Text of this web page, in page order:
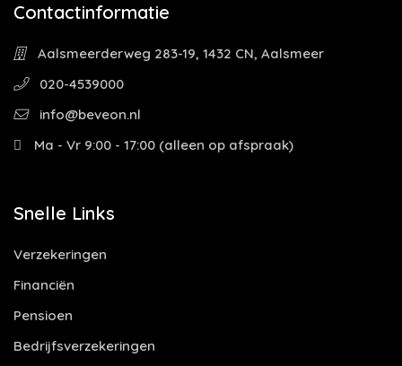
Contactinformatie
Aalsmeerderweg 283-19, 1432 CN, Aalsmeer
020-4539000
info@beveon.nl
Ma - Vr 9:00 - 17:00 (alleen op afspraak)
Snelle Links
Verzekeringen
Financiën
Pensioen
Bedrijfsverzekeringen